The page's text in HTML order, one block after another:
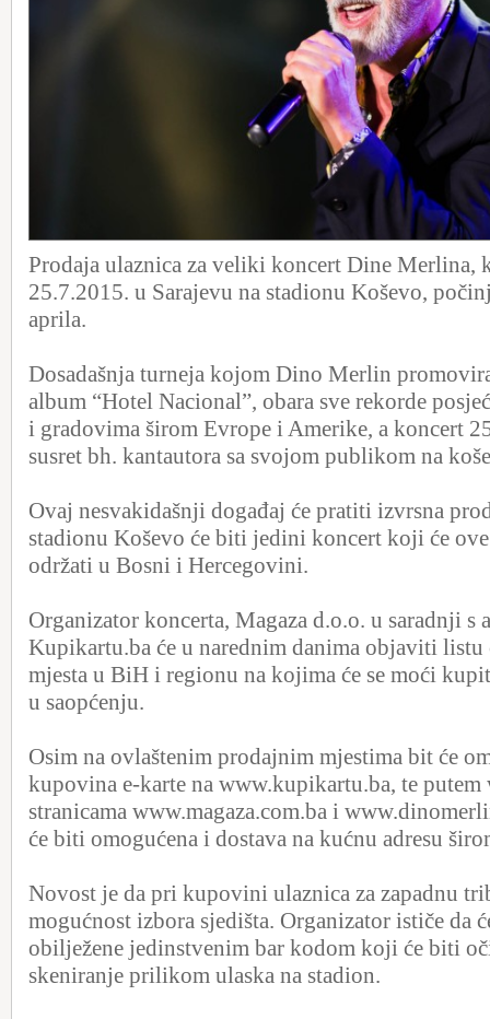
Prodaja ulaznica za veliki koncert Dine Merlina,
25.7.2015. u Sarajevu na stadionu Koševo,
aprila.
Dosadašnja turneja kojom Dino Merlin
album “Hotel Nacional”, obara sve rekorde
i gradovima širom Evrope i Amerike, a koncert
susret bh. kantautora sa svojom publikom na
Ovaj nesvakidašnji događaj će pratiti izvrsna
stadionu Koševo će biti jedini koncert koji će
održati u Bosni i Hercegovini.
Organizator koncerta, Magaza d.o.o. u saradnji s
Kupikartu.ba će u narednim danima objaviti
mjesta u BiH i regionu na kojima će se moći
u saopćenju.
Osim na ovlaštenim prodajnim mjestima bit će
kupovina e-karte na www.kupikartu.ba, te putem
stranicama www.magaza.com.ba i
će biti omogućena i dostava na kućnu adresu
Novost je da pri kupovini ulaznica za zapadnu
mogućnost izbora sjedišta. Organizator ističe da
obilježene jedinstvenim bar kodom koji će biti
skeniranje prilikom ulaska na stadion.